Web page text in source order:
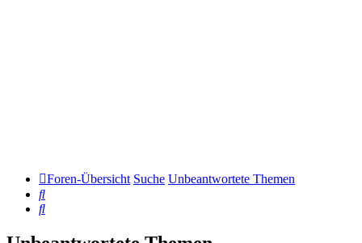
Foren-Übersicht Suche Unbeantwortete Themen
Suche
Suche